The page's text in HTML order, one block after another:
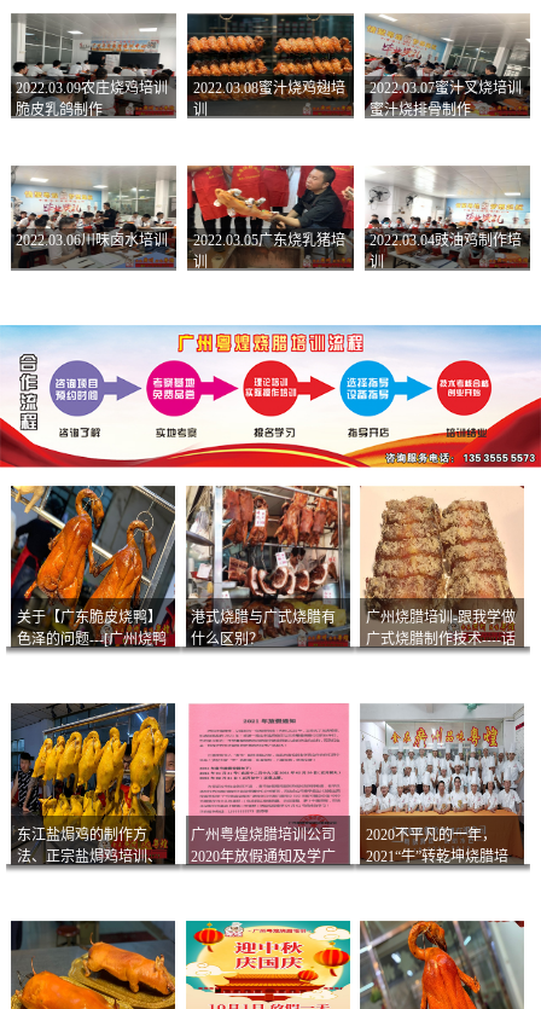
2022.03.09农庄烧鸡培训
脆皮乳鸽制作
2022.03.08蜜汁烧鸡翅培
训
2022.03.07蜜汁叉烧培训
蜜汁烧排骨制作
2022.03.06川味卤水培训
2022.03.05广东烧乳猪培
训
2022.03.04豉油鸡制作培
训
关于【广东脆皮烧鸭】
色泽的问题---[广州烧鸭
港式烧腊与广式烧腊有
什么区别？
广州烧腊培训-跟我学做
广式烧腊制作技术----话
东江盐焗鸡的制作方
法、正宗盐焗鸡培训、
广州粤煌烧腊培训公司
2020年放假通知及学广
2020不平凡的一年，
2021“牛”转乾坤烧腊培